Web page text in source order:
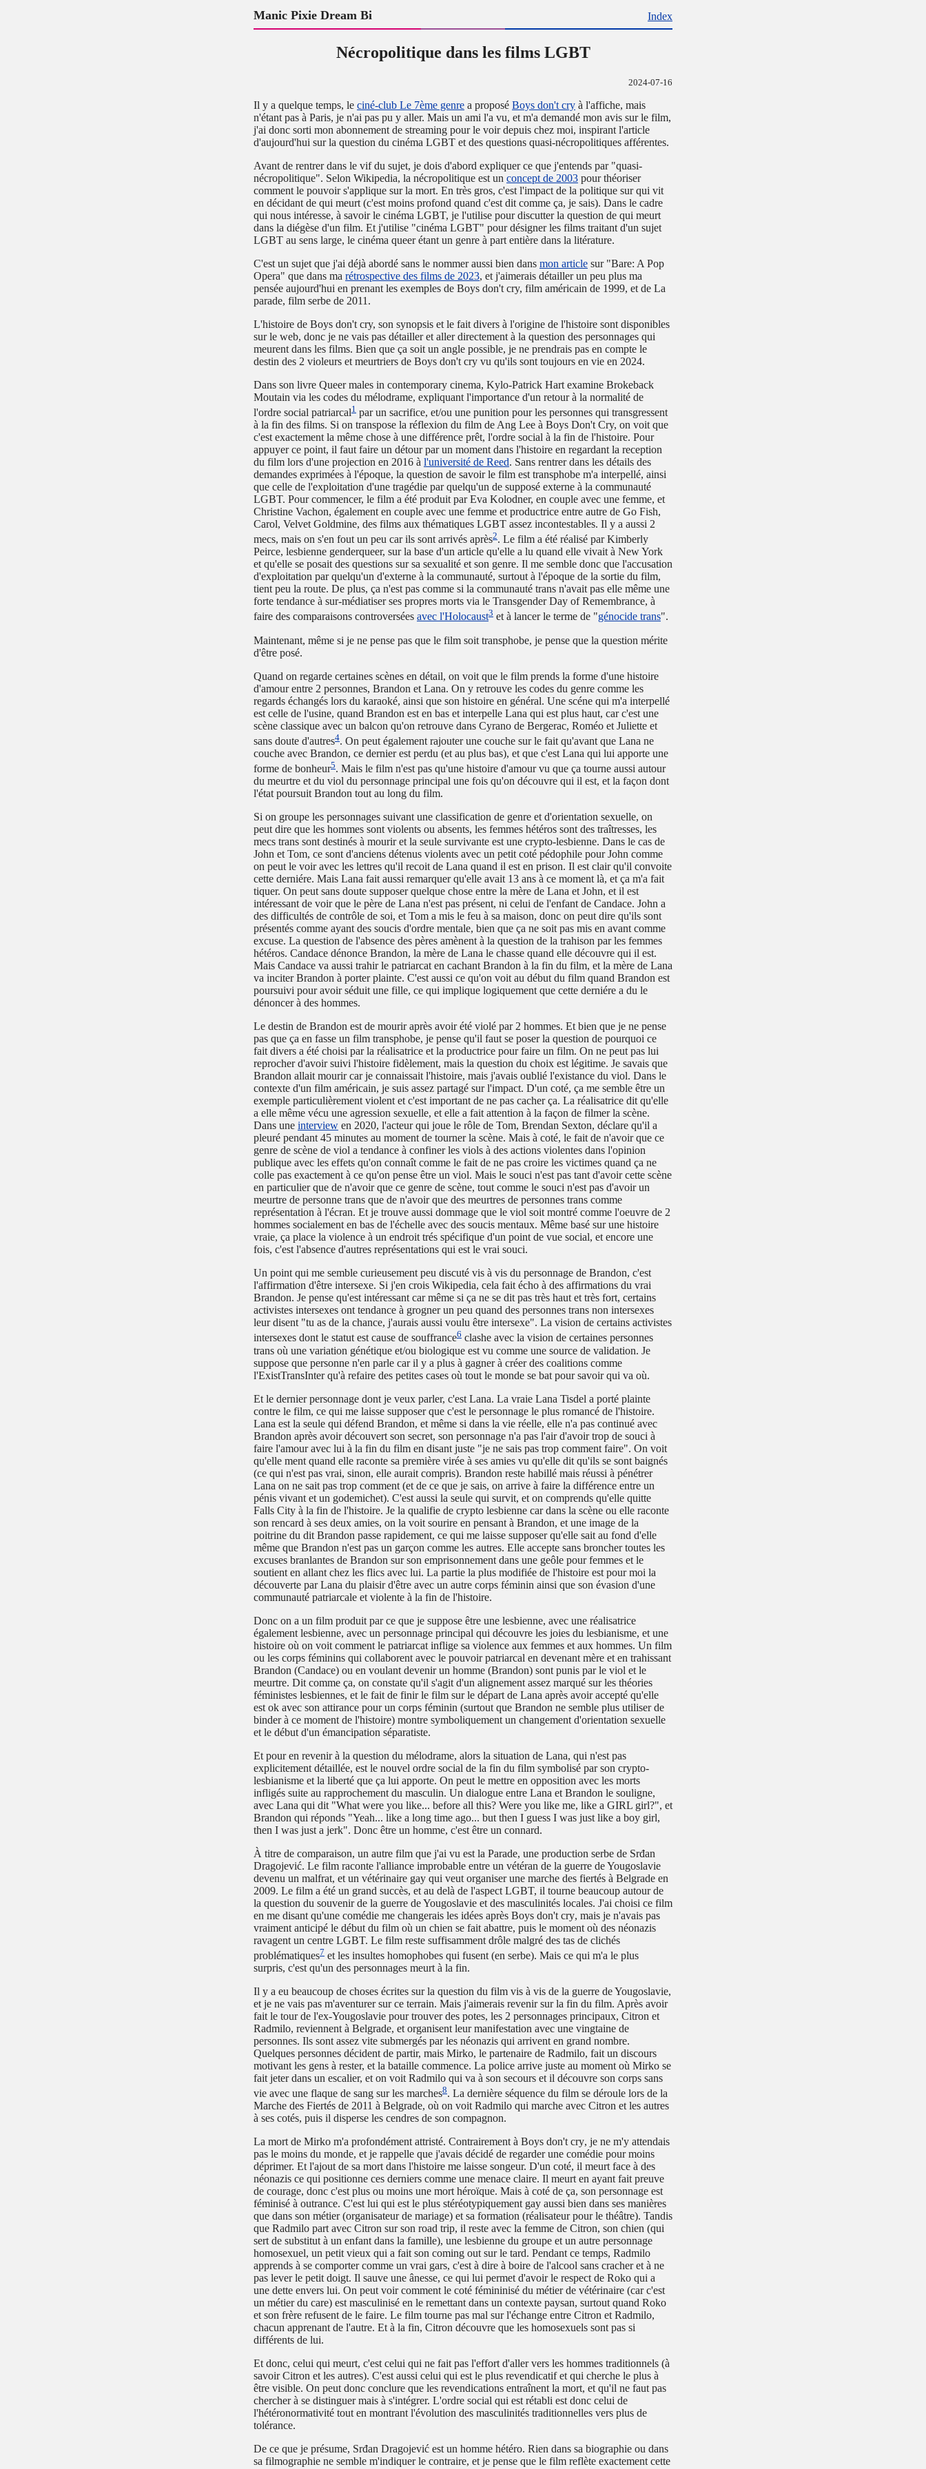
Manic Pixie Dream Bi Index
Nécropolitique dans les films LGBT
2024-07-16
Il y a quelque temps, le ciné-club Le 7ème genre a proposé Boys don't cry à l'affiche, mais
n'étant pas à Paris, je n'ai pas pu y aller. Mais un ami l'a vu, et m'a demandé mon avis sur le film,
j'ai donc sorti mon abonnement de streaming pour le voir depuis chez moi, inspirant l'article
d'aujourd'hui sur la question du cinéma LGBT et des questions quasi-nécropolitiques afférentes.
Avant de rentrer dans le vif du sujet, je dois d'abord expliquer ce que j'entends par "quasi-
nécropolitique". Selon Wikipedia, la nécropolitique est un concept de 2003 pour théoriser
comment le pouvoir s'applique sur la mort. En très gros, c'est l'impact de la politique sur qui vit
en décidant de qui meurt (c'est moins profond quand c'est dit comme ça, je sais). Dans le cadre
qui nous intéresse, à savoir le cinéma LGBT, je l'utilise pour discutter la question de qui meurt
dans la diégèse d'un film. Et j'utilise "cinéma LGBT" pour désigner les films traitant d'un sujet
LGBT au sens large, le cinéma queer étant un genre à part entière dans la litérature.
C'est un sujet que j'ai déjà abordé sans le nommer aussi bien dans mon article sur "Bare: A Pop
Opera" que dans ma rétrospective des films de 2023, et j'aimerais détailler un peu plus ma
pensée aujourd'hui en prenant les exemples de Boys don't cry, film américain de 1999, et de La
parade, film serbe de 2011.
L'histoire de Boys don't cry, son synopsis et le fait divers à l'origine de l'histoire sont disponibles
sur le web, donc je ne vais pas détailler et aller directement à la question des personnages qui
meurent dans les films. Bien que ça soit un angle possible, je ne prendrais pas en compte le
destin des 2 violeurs et meurtriers de Boys don't cry vu qu'ils sont toujours en vie en 2024.
Dans son livre Queer males in contemporary cinema, Kylo-Patrick Hart examine Brokeback
Moutain via les codes du mélodrame, expliquant l'importance d'un retour à la normalité de
l'ordre social patriarcal1 par un sacrifice, et/ou une punition pour les personnes qui transgressent
à la fin des films. Si on transpose la réflexion du film de Ang Lee à Boys Don't Cry, on voit que
c'est exactement la même chose à une différence prêt, l'ordre social à la fin de l'histoire. Pour
appuyer ce point, il faut faire un détour par un moment dans l'histoire en regardant la reception
du film lors d'une projection en 2016 à l'université de Reed. Sans rentrer dans les détails des
demandes exprimées à l'époque, la question de savoir le film est transphobe m'a interpellé, ainsi
que celle de l'exploitation d'une tragédie par quelqu'un de supposé externe à la communauté
LGBT. Pour commencer, le film a été produit par Eva Kolodner, en couple avec une femme, et
Christine Vachon, également en couple avec une femme et productrice entre autre de Go Fish,
Carol, Velvet Goldmine, des films aux thématiques LGBT assez incontestables. Il y a aussi 2
mecs, mais on s'en fout un peu car ils sont arrivés après2. Le film a été réalisé par Kimberly
Peirce, lesbienne genderqueer, sur la base d'un article qu'elle a lu quand elle vivait à New York
et qu'elle se posait des questions sur sa sexualité et son genre. Il me semble donc que l'accusation
d'exploitation par quelqu'un d'externe à la communauté, surtout à l'époque de la sortie du film,
tient peu la route. De plus, ça n'est pas comme si la communauté trans n'avait pas elle même une
forte tendance à sur-médiatiser ses propres morts via le Transgender Day of Remembrance, à
faire des comparaisons controversées avec l'Holocaust3 et à lancer le terme de "génocide trans".
Maintenant, même si je ne pense pas que le film soit transphobe, je pense que la question mérite
d'être posé.
Quand on regarde certaines scènes en détail, on voit que le film prends la forme d'une histoire
d'amour entre 2 personnes, Brandon et Lana. On y retrouve les codes du genre comme les
regards échangés lors du karaoké, ainsi que son histoire en général. Une scéne qui m'a interpellé
est celle de l'usine, quand Brandon est en bas et interpelle Lana qui est plus haut, car c'est une
scène classique avec un balcon qu'on retrouve dans Cyrano de Bergerac, Roméo et Juliette et
sans doute d'autres4. On peut également rajouter une couche sur le fait qu'avant que Lana ne
couche avec Brandon, ce dernier est perdu (et au plus bas), et que c'est Lana qui lui apporte une
forme de bonheur5. Mais le film n'est pas qu'une histoire d'amour vu que ça tourne aussi autour
du meurtre et du viol du personnage principal une fois qu'on découvre qui il est, et la façon dont
l'état poursuit Brandon tout au long du film.
Si on groupe les personnages suivant une classification de genre et d'orientation sexuelle, on
peut dire que les hommes sont violents ou absents, les femmes hétéros sont des traîtresses, les
mecs trans sont destinés à mourir et la seule survivante est une crypto-lesbienne. Dans le cas de
John et Tom, ce sont d'anciens détenus violents avec un petit coté pédophile pour John comme
on peut le voir avec les lettres qu'il recoit de Lana quand il est en prison. Il est clair qu'il convoite
cette derniére. Mais Lana fait aussi remarquer qu'elle avait 13 ans à ce moment là, et ça m'a fait
tiquer. On peut sans doute supposer quelque chose entre la mère de Lana et John, et il est
intéressant de voir que le père de Lana n'est pas présent, ni celui de l'enfant de Candace. John a
des difficultés de contrôle de soi, et Tom a mis le feu à sa maison, donc on peut dire qu'ils sont
présentés comme ayant des soucis d'ordre mentale, bien que ça ne soit pas mis en avant comme
excuse. La question de l'absence des pères amènent à la question de la trahison par les femmes
hétéros. Candace dénonce Brandon, la mère de Lana le chasse quand elle découvre qui il est.
Mais Candace va aussi trahir le patriarcat en cachant Brandon à la fin du film, et la mère de Lana
va inciter Brandon à porter plainte. C'est aussi ce qu'on voit au début du film quand Brandon est
poursuivi pour avoir séduit une fille, ce qui implique logiquement que cette derniére a du le
dénoncer à des hommes.
Le destin de Brandon est de mourir après avoir été violé par 2 hommes. Et bien que je ne pense
pas que ça en fasse un film transphobe, je pense qu'il faut se poser la question de pourquoi ce
fait divers a été choisi par la réalisatrice et la productrice pour faire un film. On ne peut pas lui
reprocher d'avoir suivi l'histoire fidèlement, mais la question du choix est légitime. Je savais que
Brandon allait mourir car je connaissait l'histoire, mais j'avais oublié l'existance du viol. Dans le
contexte d'un film américain, je suis assez partagé sur l'impact. D'un coté, ça me semble être un
exemple particulièrement violent et c'est important de ne pas cacher ça. La réalisatrice dit qu'elle
a elle même vécu une agression sexuelle, et elle a fait attention à la façon de filmer la scène.
Dans une interview en 2020, l'acteur qui joue le rôle de Tom, Brendan Sexton, déclare qu'il a
pleuré pendant 45 minutes au moment de tourner la scène. Mais à coté, le fait de n'avoir que ce
genre de scène de viol a tendance à confiner les viols à des actions violentes dans l'opinion
publique avec les effets qu'on connaît comme le fait de ne pas croire les victimes quand ça ne
colle pas exactement à ce qu'on pense être un viol. Mais le souci n'est pas tant d'avoir cette scène
en particulier que de n'avoir que ce genre de scène, tout comme le souci n'est pas d'avoir un
meurtre de personne trans que de n'avoir que des meurtres de personnes trans comme
représentation à l'écran. Et je trouve aussi dommage que le viol soit montré comme l'oeuvre de 2
hommes socialement en bas de l'échelle avec des soucis mentaux. Même basé sur une histoire
vraie, ça place la violence à un endroit trés spécifique d'un point de vue social, et encore une
fois, c'est l'absence d'autres représentations qui est le vrai souci.
Un point qui me semble curieusement peu discuté vis à vis du personnage de Brandon, c'est
l'affirmation d'être intersexe. Si j'en crois Wikipedia, cela fait écho à des affirmations du vrai
Brandon. Je pense qu'est intéressant car même si ça ne se dit pas très haut et très fort, certains
activistes intersexes ont tendance à grogner un peu quand des personnes trans non intersexes
leur disent "tu as de la chance, j'aurais aussi voulu être intersexe". La vision de certains activistes
intersexes dont le statut est cause de souffrance6 clashe avec la vision de certaines personnes
trans où une variation génétique et/ou biologique est vu comme une source de validation. Je
suppose que personne n'en parle car il y a plus à gagner à créer des coalitions comme
l'ExistTransInter qu'à refaire des petites cases où tout le monde se bat pour savoir qui va où.
Et le dernier personnage dont je veux parler, c'est Lana. La vraie Lana Tisdel a porté plainte
contre le film, ce qui me laisse supposer que c'est le personnage le plus romancé de l'histoire.
Lana est la seule qui défend Brandon, et même si dans la vie réelle, elle n'a pas continué avec
Brandon après avoir découvert son secret, son personnage n'a pas l'air d'avoir trop de souci à
faire l'amour avec lui à la fin du film en disant juste "je ne sais pas trop comment faire". On voit
qu'elle ment quand elle raconte sa première virée à ses amies vu qu'elle dit qu'ils se sont baignés
(ce qui n'est pas vrai, sinon, elle aurait compris). Brandon reste habillé mais réussi à pénétrer
Lana on ne sait pas trop comment (et de ce que je sais, on arrive à faire la différence entre un
pénis vivant et un godemichet). C'est aussi la seule qui survit, et on comprends qu'elle quitte
Falls City à la fin de l'histoire. Je la qualifie de crypto lesbienne car dans la scène ou elle raconte
son rencard à ses deux amies, on la voit sourire en pensant à Brandon, et une image de la
poitrine du dit Brandon passe rapidement, ce qui me laisse supposer qu'elle sait au fond d'elle
même que Brandon n'est pas un garçon comme les autres. Elle accepte sans broncher toutes les
excuses branlantes de Brandon sur son emprisonnement dans une geôle pour femmes et le
soutient en allant chez les flics avec lui. La partie la plus modifiée de l'histoire est pour moi la
découverte par Lana du plaisir d'être avec un autre corps féminin ainsi que son évasion d'une
communauté patriarcale et violente à la fin de l'histoire.
Donc on a un film produit par ce que je suppose être une lesbienne, avec une réalisatrice
également lesbienne, avec un personnage principal qui découvre les joies du lesbianisme, et une
histoire où on voit comment le patriarcat inflige sa violence aux femmes et aux hommes. Un film
ou les corps féminins qui collaborent avec le pouvoir patriarcal en devenant mère et en trahissant
Brandon (Candace) ou en voulant devenir un homme (Brandon) sont punis par le viol et le
meurtre. Dit comme ça, on constate qu'il s'agit d'un alignement assez marqué sur les théories
féministes lesbiennes, et le fait de finir le film sur le départ de Lana après avoir accepté qu'elle
est ok avec son attirance pour un corps féminin (surtout que Brandon ne semble plus utiliser de
binder à ce moment de l'histoire) montre symboliquement un changement d'orientation sexuelle
et le début d'un émancipation séparatiste.
Et pour en revenir à la question du mélodrame, alors la situation de Lana, qui n'est pas
explicitement détaillée, est le nouvel ordre social de la fin du film symbolisé par son crypto-
lesbianisme et la liberté que ça lui apporte. On peut le mettre en opposition avec les morts
infligés suite au rapprochement du masculin. Un dialogue entre Lana et Brandon le souligne,
avec Lana qui dit "What were you like... before all this? Were you like me, like a GIRL girl?", et
Brandon qui réponds "Yeah... like a long time ago... but then I guess I was just like a boy girl,
then I was just a jerk". Donc être un homme, c'est être un connard.
À titre de comparaison, un autre film que j'ai vu est la Parade, une production serbe de Srđan
Dragojević. Le film raconte l'alliance improbable entre un vétéran de la guerre de Yougoslavie
devenu un malfrat, et un vétérinaire gay qui veut organiser une marche des fiertés à Belgrade en
2009. Le film a été un grand succès, et au delà de l'aspect LGBT, il tourne beaucoup autour de
la question du souvenir de la guerre de Yougoslavie et des masculinités locales. J'ai choisi ce film
en me disant qu'une comédie me changerais les idées après Boys don't cry, mais je n'avais pas
vraiment anticipé le début du film où un chien se fait abattre, puis le moment où des néonazis
ravagent un centre LGBT. Le film reste suffisamment drôle malgré des tas de clichés
problématiques7 et les insultes homophobes qui fusent (en serbe). Mais ce qui m'a le plus
surpris, c'est qu'un des personnages meurt à la fin.
Il y a eu beaucoup de choses écrites sur la question du film vis à vis de la guerre de Yougoslavie,
et je ne vais pas m'aventurer sur ce terrain. Mais j'aimerais revenir sur la fin du film. Après avoir
fait le tour de l'ex-Yougoslavie pour trouver des potes, les 2 personnages principaux, Citron et
Radmilo, reviennent à Belgrade, et organisent leur manifestation avec une vingtaine de
personnes. Ils sont assez vite submergés par les néonazis qui arrivent en grand nombre.
Quelques personnes décident de partir, mais Mirko, le partenaire de Radmilo, fait un discours
motivant les gens à rester, et la bataille commence. La police arrive juste au moment où Mirko se
fait jeter dans un escalier, et on voit Radmilo qui va à son secours et il découvre son corps sans
vie avec une flaque de sang sur les marches8. La dernière séquence du film se déroule lors de la
Marche des Fiertés de 2011 à Belgrade, où on voit Radmilo qui marche avec Citron et les autres
à ses cotés, puis il disperse les cendres de son compagnon.
La mort de Mirko m'a profondément attristé. Contrairement à Boys don't cry, je ne m'y attendais
pas le moins du monde, et je rappelle que j'avais décidé de regarder une comédie pour moins
déprimer. Et l'ajout de sa mort dans l'histoire me laisse songeur. D'un coté, il meurt face à des
néonazis ce qui positionne ces derniers comme une menace claire. Il meurt en ayant fait preuve
de courage, donc c'est plus ou moins une mort héroïque. Mais à coté de ça, son personnage est
féminisé à outrance. C'est lui qui est le plus stéréotypiquement gay aussi bien dans ses manières
que dans son métier (organisateur de mariage) et sa formation (réalisateur pour le théâtre). Tandis
que Radmilo part avec Citron sur son road trip, il reste avec la femme de Citron, son chien (qui
sert de substitut à un enfant dans la famille), une lesbienne du groupe et un autre personnage
homosexuel, un petit vieux qui a fait son coming out sur le tard. Pendant ce temps, Radmilo
apprends à se comporter comme un vrai gars, c'est à dire à boire de l'alcool sans cracher et à ne
pas lever le petit doigt. Il sauve une ânesse, ce qui lui permet d'avoir le respect de Roko qui a
une dette envers lui. On peut voir comment le coté fémininisé du métier de vétérinaire (car c'est
un métier du care) est masculinisé en le remettant dans un contexte paysan, surtout quand Roko
et son frère refusent de le faire. Le film tourne pas mal sur l'échange entre Citron et Radmilo,
chacun apprenant de l'autre. Et à la fin, Citron découvre que les homosexuels sont pas si
différents de lui.
Et donc, celui qui meurt, c'est celui qui ne fait pas l'effort d'aller vers les hommes traditionnels (à
savoir Citron et les autres). C'est aussi celui qui est le plus revendicatif et qui cherche le plus à
être visible. On peut donc conclure que les revendications entraînent la mort, et qu'il ne faut pas
chercher à se distinguer mais à s'intégrer. L'ordre social qui est rétabli est donc celui de
l'hétéronormativité tout en montrant l'évolution des masculinités traditionnelles vers plus de
tolérance.
De ce que je présume, Srđan Dragojević est un homme hétéro. Rien dans sa biographie ou dans
sa filmographie ne semble m'indiquer le contraire, et je pense que le film reflète exactement cette